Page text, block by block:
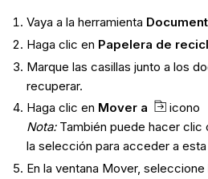
Vaya a la herramienta
Haga clic en Papelera de
Marque las casillas junto a los
recuperar.
Haga clic en Mover a
icono
Nota:También puede hacer clic
la selección para acceder a
En la ventana Mover,